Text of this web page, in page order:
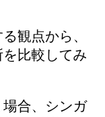
観点から、
比較してみ
合、シンガ